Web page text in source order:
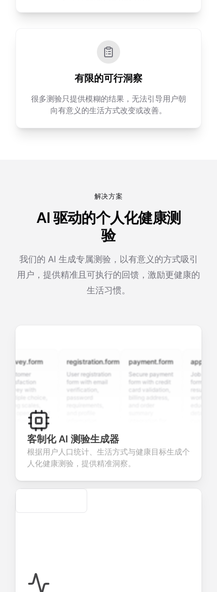
有限的可行洞察
很多测验只提供模糊的结果，无法引导用户朝
向有意义的生活方式改变或改善。
解决方案
AI 驱动的个人化健康测
验
我们的 AI 生成专属测验，以有意义的方式吸引
用户，提供精准且可执行的回馈，激励更健康的
生活习惯。
with
open-ended
valuable
about
products or
registration.form
User registration
form with email
verification,
seamless
account
creation.
payment.form
Secure payment
form with credit
card validation,
commerce
transactions.
Job
form with
resume
candidate
客制化 AI 测验生成器
根据用户人口统计、生活方式与健康目标生成个
人化健康测验，提供精准洞察。
Secure